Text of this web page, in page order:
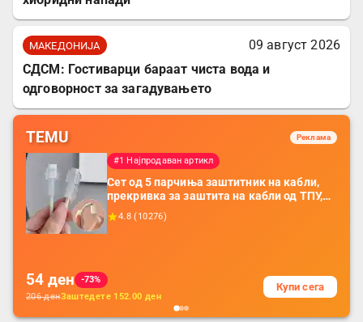
МАКЕДОНИЈА
09 август 2026
СДСМ: Гостиварци бараат чиста вода и
одговорност за загадувањето
TEMU Реклама
#1 Најпродаван артикл
Сет од 5 парчиња заштитник на кабли,
прекривка за заштита на кабли од ТПУ,
додатоци за заштита на кабли, без
батерија, за мобилни телефони, комплет
4.8 ( 10276)
54 ден
-73%
206денЗаштедете 152.00 ден
Купи сега